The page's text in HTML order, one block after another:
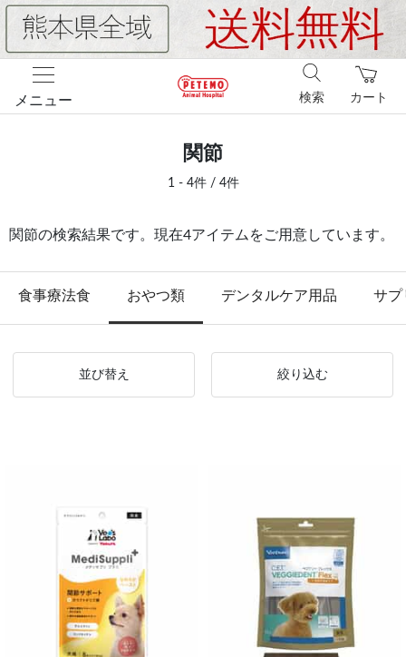
メニュー カート
検索
関節
1 - 4件 / 4件
関節の検索結果です。現在4アイテムをご用意しています。
食事療法食 おやつ類 デンタルケア用品 サプ
並び替え 絞り込む